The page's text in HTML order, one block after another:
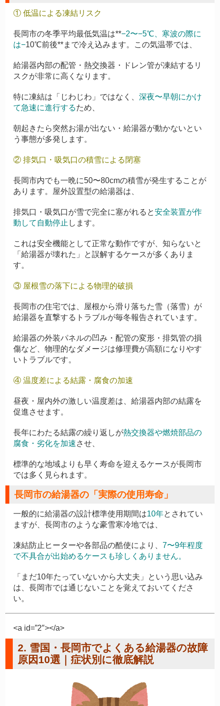
① 低温による凍結リスク
長岡市の冬季平均最低気温は**−2〜−5℃ 、寒波の際に
は−10℃前後**まで冷え込みます。この気温帯では、
給湯器内部の配管・熱交換器・ドレン管が凍結するリ
スクが非常に高くなります。
特に凍結は「じわじわ」ではなく、深夜〜早朝にかけ
て急速に進行するため、
朝起きたら突然お湯が出ない・給湯器が動かないとい
う事態が多発します。
② 排気口・吸気口の積雪による閉塞
長岡市内でも一晩に50〜80cmの積雪が発生することが
あります。屋外設置型の給湯器は、
排気口・吸気口が雪で完全に塞がれると安全装置が作
動して自動停止 します。
これは安全機能として正常な動作ですが、知らないと
「給湯器が壊れた」と誤解するケースが多くありま
す。
③ 屋根雪の落下による物理的破損
長岡市の住宅では、屋根から滑り落ちた雪（落雪）が
給湯器を直撃するトラブルが毎冬報告されています。
給湯器の外装パネルの凹み・配管の変形・排気管の損
傷など、物理的なダメージは修理費が高額になりやす
いトラブルです。
④ 温度差による結露・腐食の加速
昼夜・屋内外の激しい温度差は、給湯器内部の結露を
促進させます。
長年にわたる結露の繰り返しが熱交換器や燃焼部品の
腐食・劣化を加速させ、
標準的な地域よりも早く寿命を迎えるケースが長岡市
では多く見られます。
長岡市の給湯器の「実際の使用寿命」
一般的に給湯器の設計標準使用期間は10年とされてい
ますが、長岡市のような豪雪寒冷地では、
凍結防止ヒーターや各部品の酷使により、7〜9年程度
で不具合が出始めるケースも珍しくありません。
「まだ10年たっていないから大丈夫」という思い込み
は、長岡市では通じないことを覚えておいてくださ
い。
<a id=”2″></a>
2. 雪国・長岡市でよくある給湯器の故障
原因10選｜症状別に徹底解説